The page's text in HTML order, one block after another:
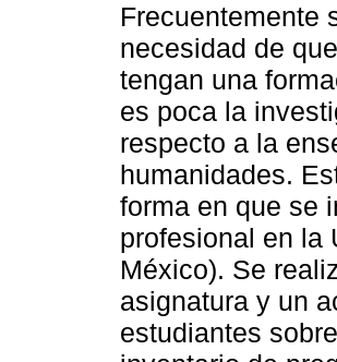
Frecuentemente
necesidad de
tengan una
es poca la
respecto a la
humanidades.
forma en que se
profesional en la
México). Se
asignatura y un
estudiantes